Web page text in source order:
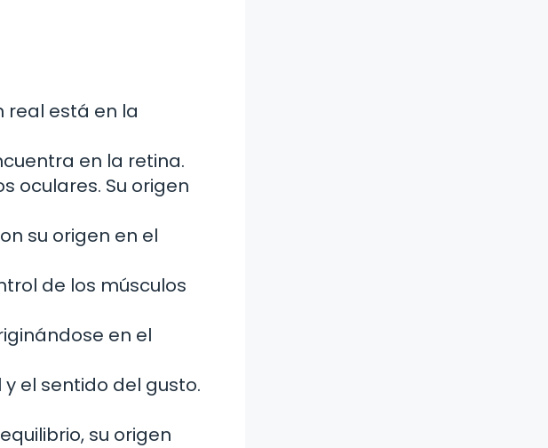
real está en la
en la retina.
oculares. Su origen
su origen en el
de los músculos
en el
el sentido del gusto.
su origen